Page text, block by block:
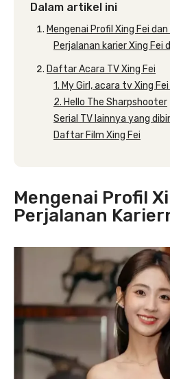
Dalam artikel ini
Mengenai Profil Xing Fei
Perjalanan karier Xing Fei
Daftar Acara TV Xing Fei
1. My Girl, acara tv Xing
2. Hello The Sharpshooter
Serial TV lainnya yang
Daftar Film Xing Fei
Mengenai Profil
Perjalanan